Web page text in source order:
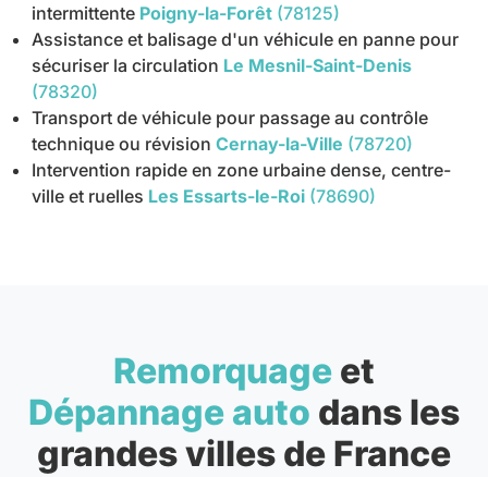
intermittente Poigny-la-Forêt (78125)
Assistance et balisage d'un véhicule en panne pour
sécuriser la circulation Le Mesnil-Saint-Denis
(78320)
Transport de véhicule pour passage au contrôle
technique ou révision Cernay-la-Ville (78720)
Intervention rapide en zone urbaine dense, centre-
ville et ruelles Les Essarts-le-Roi (78690)
Remorquage et
Dépannage auto dans les
grandes villes de France